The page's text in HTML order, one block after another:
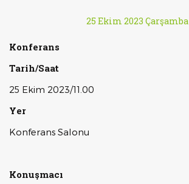
25 Ekim 2023 Çarşamba
Konferans
Tarih/Saat
25 Ekim 2023/11.00
Yer
Konferans Salonu
Konuşmacı